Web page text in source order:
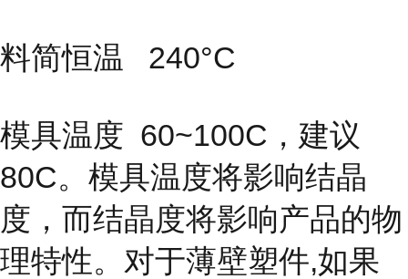
料简恒温 240°C
模具温度 60~100C，建议
80C。模具温度将影响结晶
度，而结晶度将影响产品的物
理特性。对于薄壁塑件,如果